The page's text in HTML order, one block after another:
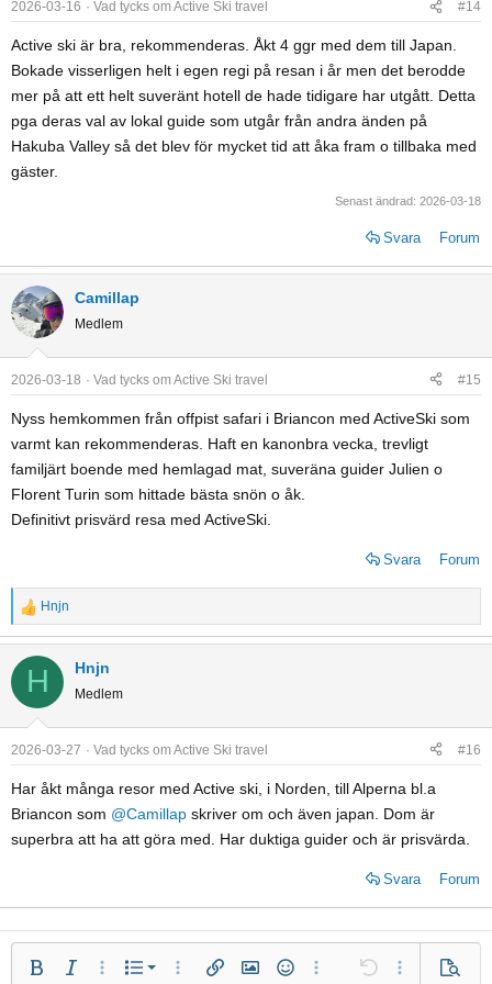
o
n
s
:
2026-03-16 Vad tycks om Active Ski travel #14
Active ski är bra, rekommenderas. Åkt 4 ggr med dem till Japan.
Bokade visserligen helt i egen regi på resan i år men det berodde
mer på att ett helt suveränt hotell de hade tidigare har utgått. Detta
pga deras val av lokal guide som utgår från andra änden på
Hakuba Valley så det blev för mycket tid att åka fram o tillbaka med
gäster.
Senast ändrad: 2026-03-18
Svara Forum
Camillap
Medlem
2026-03-18 Vad tycks om Active Ski travel #15
Nyss hemkommen från offpist safari i Briancon med ActiveSki som
varmt kan rekommenderas. Haft en kanonbra vecka, trevligt
familjärt boende med hemlagad mat, suveräna guider Julien o
Florent Turin som hittade bästa snön o åk.
Definitivt prisvärd resa med ActiveSki.
Svara Forum
R
e
a
t
i
o
n
s
:
Hnjn
H Hnjn
Medlem
2026-03-27 Vad tycks om Active Ski travel #16
Har åkt många resor med Active ski, i Norden, till Alperna bl.a
Briancon som @Camillap skriver om och även japan. Dom är
superbra att ha att göra med. Har duktiga guider och är prisvärda.
Svara Forum
Fet KursivFler alternativ...
Lista
Numrerad lista
Fler alternativ...
Infoga länk
Infoga bild
SmiliesFler alternativ...
ÅngraFler